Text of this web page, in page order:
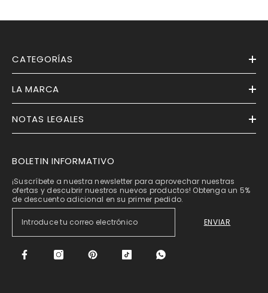
CATEGORÍAS
LA MARCA
NOTAS LEGALES
BOLETIN INFORMATIVO
¡Suscríbete a nuestra newsletter para aprovechar nuestras
ofertas y descubrir nuestros nuevos productos! Obtenga un 5%
de descuento adicional en su primer pedido.
ENVIAR